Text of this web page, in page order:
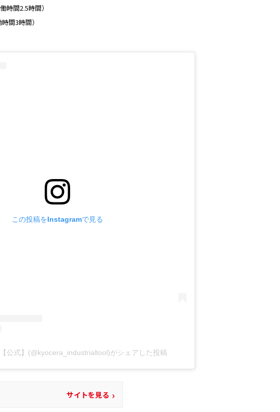
働時間2.5時間）
時間3時間）
この投稿をInstagramで見る
公式】(@kyocera_industrialtool)がシェアした投稿
サイトを見る ›